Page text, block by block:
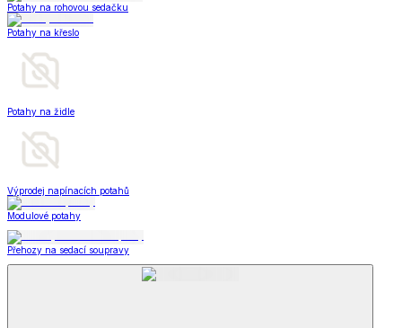
Potahy na rohovou sedačku
Potahy na křeslo
Potahy na židle
Výprodej napínacích potahů
Modulové potahy
Přehozy na sedací soupravy